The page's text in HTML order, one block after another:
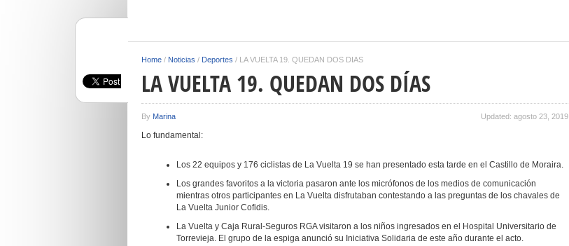
Home / Noticias / Deportes / LA VUELTA 19. QUEDAN DOS DÍAS
LA VUELTA 19. QUEDAN DOS DÍAS
By Marina Updated: agosto 23, 2019
Lo fundamental:
Los 22 equipos y 176 ciclistas de La Vuelta 19 se han presentado esta tarde en el Castillo de Moraira.
Los grandes favoritos a la victoria pasaron ante los micrófonos de los medios de comunicación
mientras otros participantes en La Vuelta disfrutaban contestando a las preguntas de los chavales de
La Vuelta Junior Cofidis.
La Vuelta y Caja Rural-Seguros RGA visitaron a los niños ingresados en el Hospital Universitario de
Torrevieja. El grupo de la espiga anunció su Iniciativa Solidaria de este año durante el acto.